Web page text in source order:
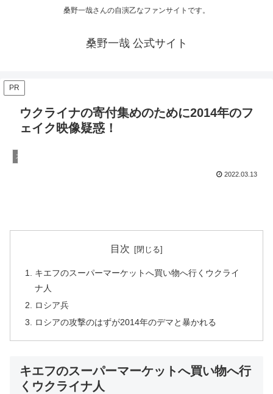
桑野一哉さんの自演乙なファンサイトです。
桑野一哉 公式サイト
PR
ウクライナの寄付集めのために2014年のフ
ェイク映像疑惑！
ステマ（デマ）
2022.03.13
目次
キエフのスーパーマーケットへ買い物へ行くウクライ
ナ人
ロシア兵
ロシアの攻撃のはずが2014年のデマと暴かれる
キエフのスーパーマーケットへ買い物へ行
くウクライナ人